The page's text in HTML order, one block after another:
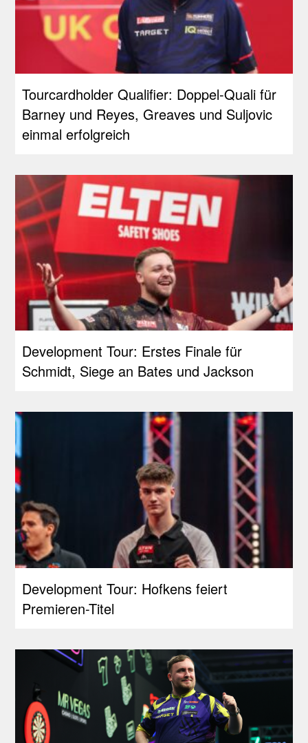
Tourcardholder Qualifier: Doppel-Quali für
Barney und Reyes, Greaves und Suljovic
einmal erfolgreich
Development Tour: Erstes Finale für
Schmidt, Siege an Bates und Jackson
Development Tour: Hofkens feiert
Premieren-Titel